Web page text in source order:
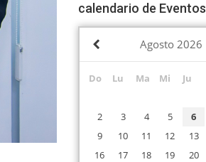
calendario de Eventos
Agosto 2026
Do Lu Ma Mi Ju
2
3 4 5 6
9
10 11 12 13
16
17 18 19 20